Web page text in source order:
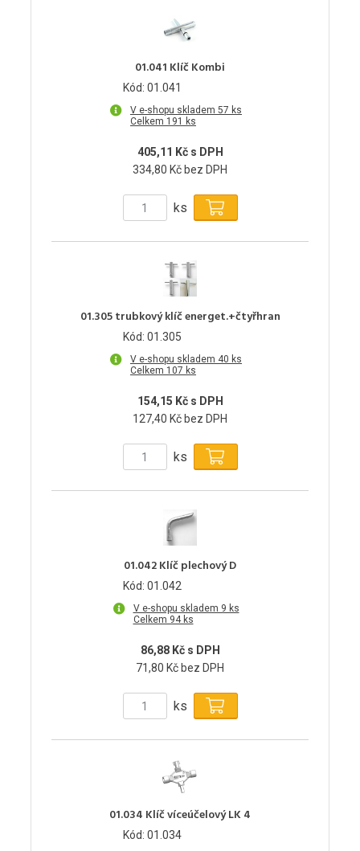
01.041 Klíč Kombi
Kód: 01.041
V e-shopu skladem 57 ks
Celkem 191 ks
405,11 Kč s DPH
334,80 Kč bez DPH
ks
01.305 trubkový klíč energet.+čtyřhran
Kód: 01.305
V e-shopu skladem 40 ks
Celkem 107 ks
154,15 Kč s DPH
127,40 Kč bez DPH
ks
01.042 Klíč plechový D
Kód: 01.042
V e-shopu skladem 9 ks
Celkem 94 ks
86,88 Kč s DPH
71,80 Kč bez DPH
ks
01.034 Klíč víceúčelový LK 4
Kód: 01.034